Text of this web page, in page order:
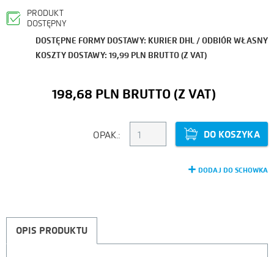
PRODUKT
DOSTĘPNY
DOSTĘPNE FORMY DOSTAWY: KURIER DHL / ODBIÓR WŁASNY
KOSZTY DOSTAWY: 19,99 PLN BRUTTO (Z VAT)
198,68 PLN
OPAK.: DO KOSZYKA
DODAJ DO SCHOWKA
OPIS PRODUKTU